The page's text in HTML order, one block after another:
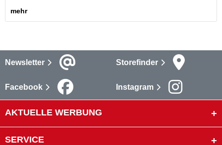
mehr
Newsletter Storefinder
Facebook Instagram
AKTUELLE WERBUNG
SERVICE